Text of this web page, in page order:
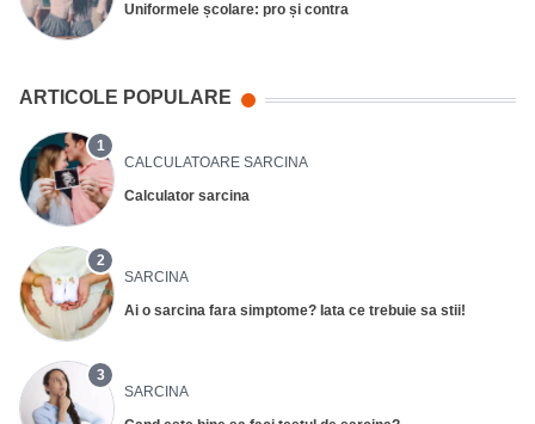
Uniformele școlare: pro și contra
ARTICOLE POPULARE
1
CALCULATOARE SARCINA
Calculator sarcina
2
SARCINA
Ai o sarcina fara simptome? Iata ce trebuie sa stii!
3
SARCINA